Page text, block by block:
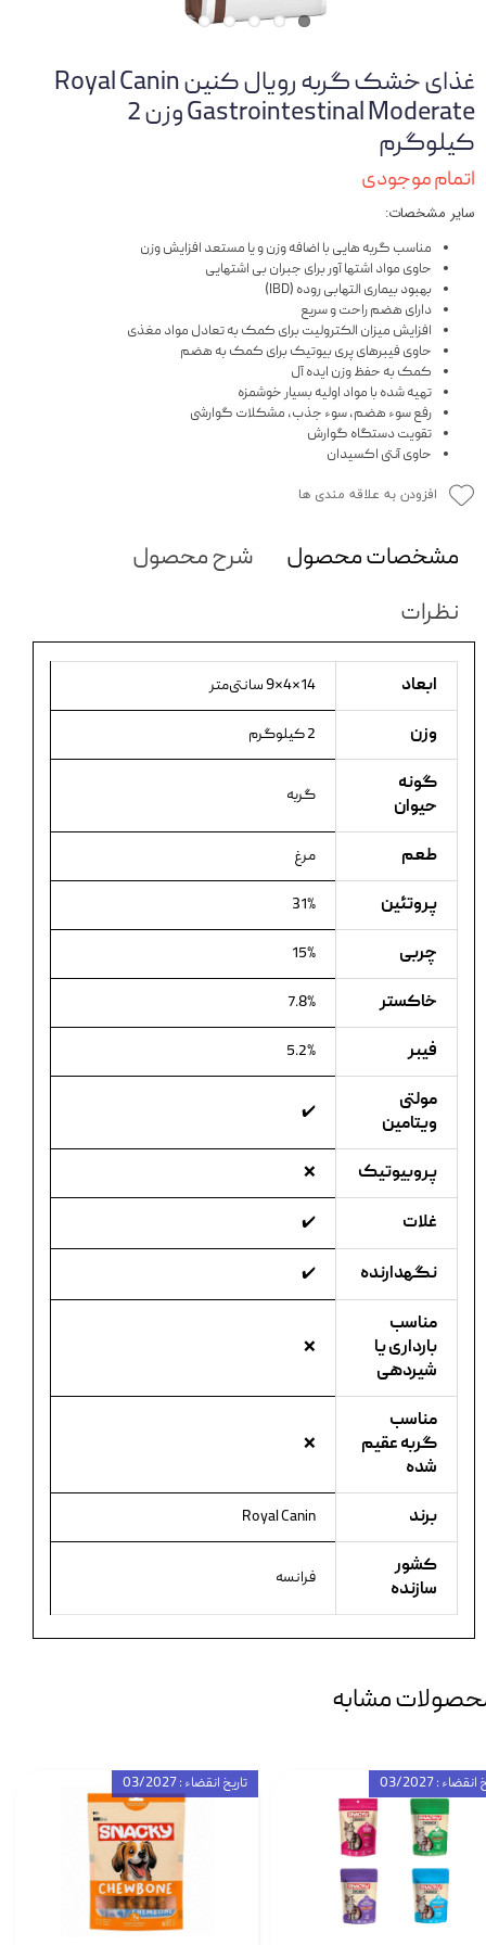
غذای خشک گربه رویال کنین Royal Canin
Gastrointestinal Moderate وزن 2
کیلوگرم
اتمام موجودی
سایر مشخصات:
مناسب گربه هایی با اضافه وزن و یا مستعد افزایش وزن
حاوی مواد اشتها آور برای جبران بی اشتهایی
بهبود بیماری التهابی روده (IBD)
دارای هضم راحت و سریع
افزایش میزان الکترولیت برای کمک به تعادل مواد مغذی
حاوی فیبرهای پری بیوتیک برای کمک به هضم
کمک به حفظ وزن ایده آل
تهیه شده با مواد اولیه بسیار خوشمزه
رفع سوء هضم، سوء جذب، مشکلات گوارشی
تقویت دستگاه گوارش
حاوی آنتی اکسیدان
افزودن به علاقه مندی ها
مشخصات محصول
شرح محصول
نظرات
ابعاد 14×4×9 سانتی‌متر
وزن 2 کیلوگرم
گونه
حیوان
گربه
طعم مرغ
پروتئین 31%
چربی 15%
خاکستر 7.8%
فیبر 5.2%
مولتی
ویتامین
✔️
پروبیوتیک ❌
غلات ✔️
نگهدارنده ✔️
مناسب
بارداری یا
شیردهی
❌
مناسب
گربه عقیم
شده
❌
برند Royal Canin
کشور
سازنده
فرانسه
مشابه
تاریخ انقضاء : 03/2027 : 03/2027